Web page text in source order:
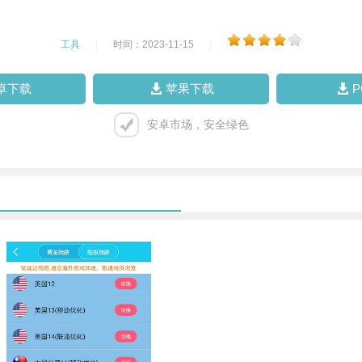
工具 时间：2023-11-15
下载 苹果下载
安卓市场，安全绿色